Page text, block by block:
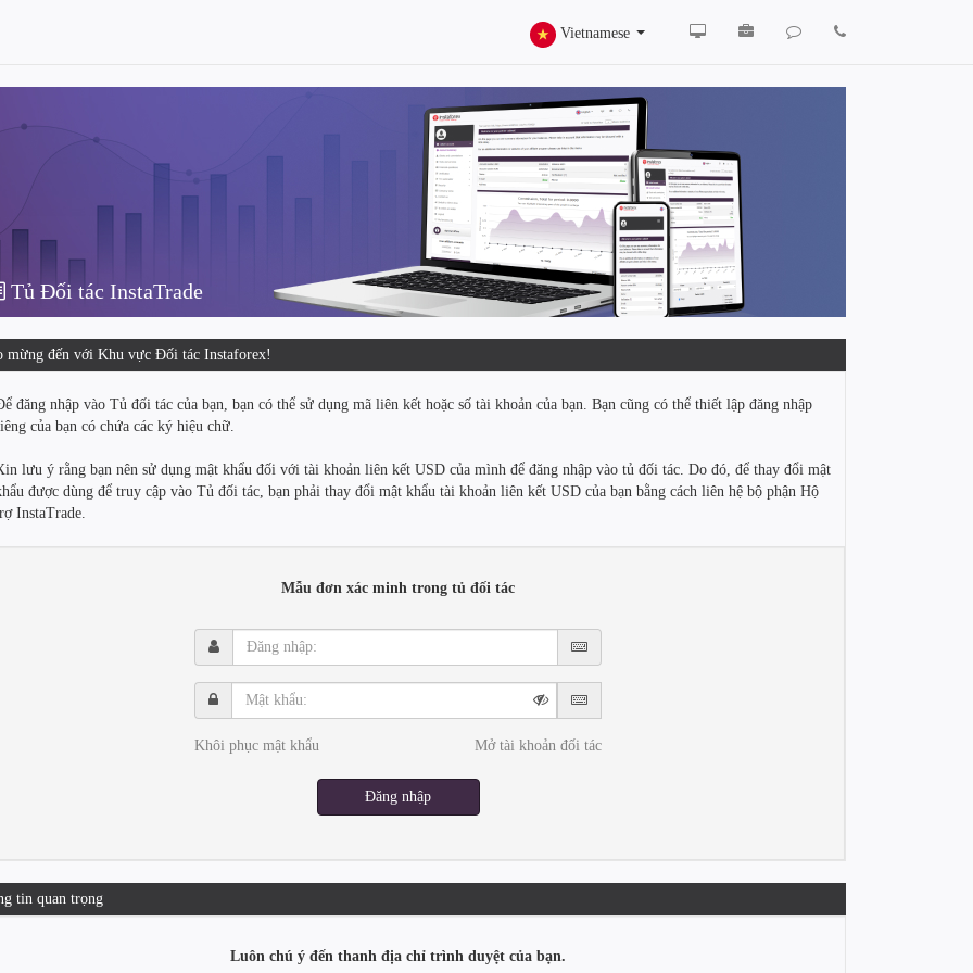
Vietnamese
Tủ Đối tác InstaTrade
mừng đến với Khu vực Đối tác Instaforex!
đăng nhập vào Tủ đối tác của bạn, bạn có thể sử dụng mã liên kết hoặc số tài khoản của bạn. Bạn cũng có thể thiết lập đăng nhập
của bạn có chứa các ký hiệu chữ.
lưu ý rằng bạn nên sử dụng mật khẩu đối với tài khoản liên kết USD của mình để đăng nhập vào tủ đối tác. Do đó, để thay đổi mật
được dùng để truy cập vào Tủ đối tác, bạn phải thay đổi mật khẩu tài khoản liên kết USD của bạn bằng cách liên hệ bộ phận Hộ
InstaTrade.
Mẫu đơn xác minh trong tủ đối tác
Đăng
nhập:
Mật
khẩu:
Khôi phục mật khẩu
Mở tài khoản đối tác
Đăng nhập
tin quan trọng
Luôn chú ý đến thanh địa chỉ trình duyệt của bạn.